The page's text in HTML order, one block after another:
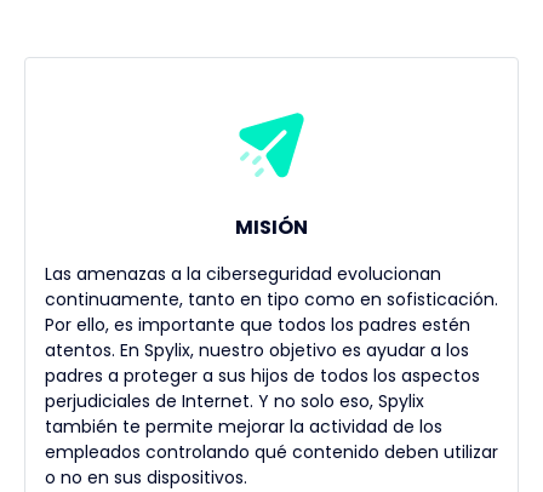
MISIÓN
Las amenazas a la ciberseguridad evolucionan
continuamente, tanto en tipo como en sofisticación.
Por ello, es importante que todos los padres estén
atentos. En Spylix, nuestro objetivo es ayudar a los
padres a proteger a sus hijos de todos los aspectos
perjudiciales de Internet. Y no solo eso, Spylix
también te permite mejorar la actividad de los
empleados controlando qué contenido deben utilizar
o no en sus dispositivos.